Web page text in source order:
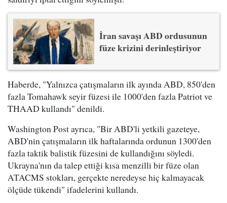
İran savaşı ABD ordusunun
füze krizini derinleştiriyor
Haberde, "Yalnızca çatışmaların ilk ayında ABD, 850'den
fazla Tomahawk seyir füzesi ile 1000'den fazla Patriot ve
THAAD kullandı" denildi.
Washington Post ayrıca, "Bir ABD'li yetkili gazeteye,
ABD'nin çatışmaların ilk haftalarında ordunun 1300'den
fazla taktik balistik füzesini de kullandığını söyledi.
Ukrayna'nın da talep ettiği kısa menzilli bir füze olan
ATACMS stokları, gerçekte neredeyse hiç kalmayacak
ölçüde tükendi" ifadelerini kullandı.